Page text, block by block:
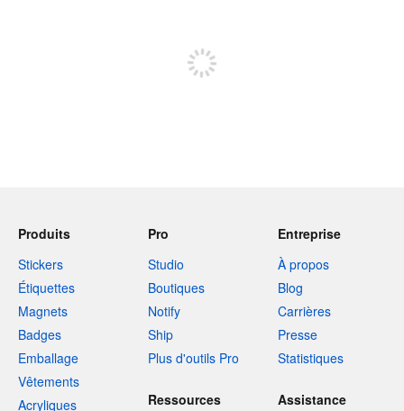
Produits
Stickers
Étiquettes
Magnets
Badges
Emballage
Vêtements
Acryliques
Pro
Studio
Boutiques
Notify
Ship
Plus d'outils Pro
Entreprise
À propos
Blog
Carrières
Presse
Statistiques
Ressources Assistance